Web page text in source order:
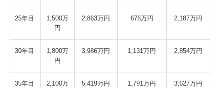
25年目
1,500万
円
2,863万円 676万円 2,187万円
30年目
1,800万
円
3,986万円 1,131万円 2,854万円
35年目
2,100万
5,419万円 1,791万円 3,627万円